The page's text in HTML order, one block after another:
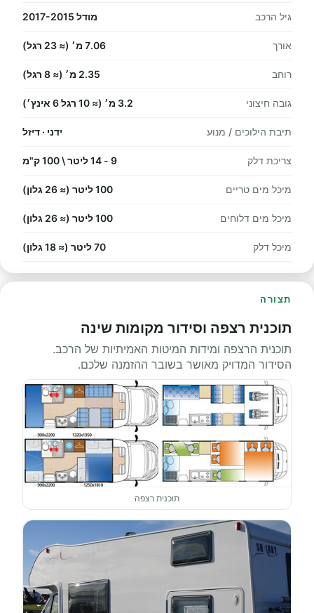
גיל הרכב מודל 2017-2015
אורך 7.06 מ׳ (≈ 23 רגל)
רוחב 2.35 מ׳ (≈ 8 רגל)
גובה חיצוני 3.2 מ׳ (≈ 10 רגל 6 אינץ׳)
תיבת הילוכים / מנוע ידני · דיזל
צריכת דלק 9 - 14 ליטר \ 100 ק"מ
מיכל מים טריים 100 ליטר (≈ 26 גלון)
מיכל מים דלוחים 100 ליטר (≈ 26 גלון)
מיכל דלק 70 ליטר (≈ 18 גלון)
תצורה
תוכנית רצפה וסידור מקומות שינה
תוכנית הרצפה ומידות המיטות האמיתיות של הרכב.
הסידור המדויק מאושר בשובר ההזמנה שלכם.
תוכנית רצפה